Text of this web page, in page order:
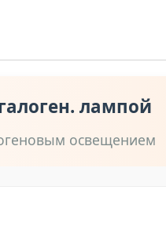
лампой
освещением